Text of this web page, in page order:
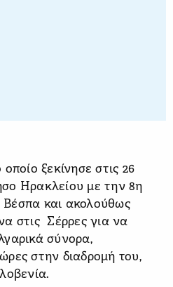
ξεκίνησε στις 26
Ηρακλείου με την 8η
και ακολούθως
στις Σέρρες για να
σύνορα,
στην διαδρομή του,